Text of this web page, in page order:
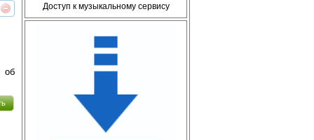
Доступ к музыкальному сервису
интересует
об